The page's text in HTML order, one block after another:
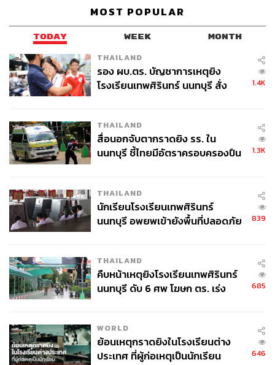
MOST POPULAR
TODAY WEEK MONTH
THAILAND
รอง ผบ.ตร. บัญชาการเหตุยิง
โรงเรียนเทพศิรินทร์ นนทบุรี สั่ง
1.4K
THAILAND
สื่อนอกจับตากราดยิง รร. ใน
นนทบุรี ชี้ไทยมีอัตราครอบครองปืน
1.3K
THAILAND
นักเรียนโรงเรียนเทพศิรินทร์
นนทบุรี อพยพเข้ายังพื้นที่ปลอดภัย
839
THAILAND
คืบหน้าเหตุยิงโรงเรียนเทพศิรินทร์
นนทบุรี ดับ 6 ศพ โฆษก ตร. เร่ง
685
WORLD
ย้อนเหตุกราดยิงในโรงเรียนต่าง
ประเทศ ที่ผู้ก่อเหตุเป็นนักเรียน
646